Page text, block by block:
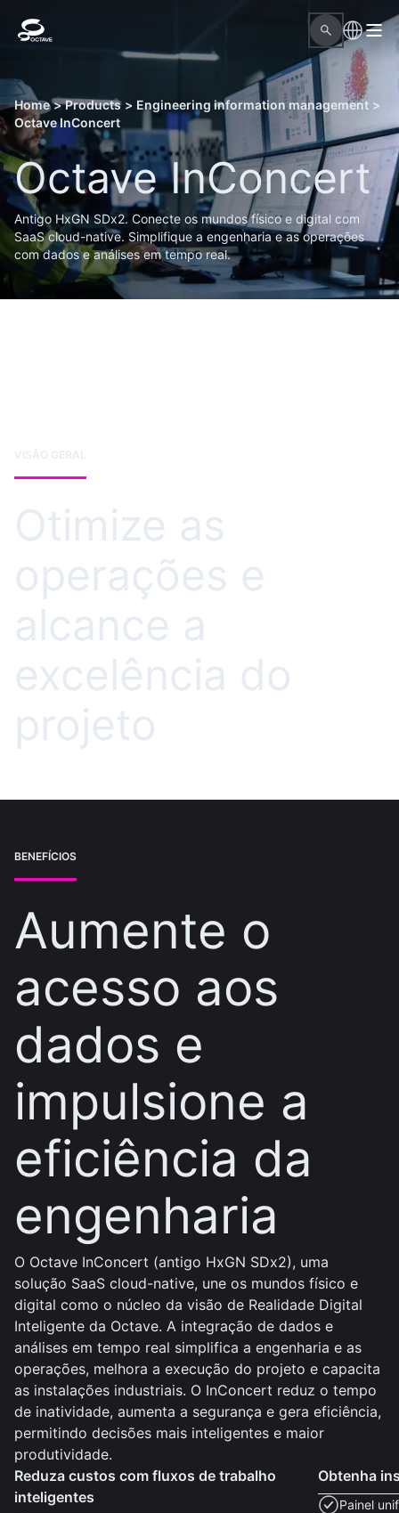
Home > Products > Engineering information management >
Octave InConcert
Octave InConcert
Antigo HxGN SDx2. Conecte os mundos físico e digital com
SaaS cloud-native. Simplifique a engenharia e as operações
com dados e análises em tempo real.
VISÃO GERAL
Otimize as
operações e
alcance a
excelência do
projeto
BENEFÍCIOS
Aumente o
acesso aos
dados e
impulsione a
eficiência da
engenharia
O Octave InConcert (antigo HxGN SDx2), uma
solução SaaS cloud-native, une os mundos físico e
digital como o núcleo da visão de Realidade Digital
Inteligente da Octave. A integração de dados e
análises em tempo real simplifica a engenharia e as
operações, melhora a execução do projeto e capacita
as instalações industriais. O InConcert reduz o tempo
de inatividade, aumenta a segurança e gera eficiência,
permitindo decisões mais inteligentes e maior
produtividade.
Reduza custos com fluxos de trabalho
inteligentes
Obtenha
Painel